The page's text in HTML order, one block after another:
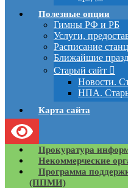
Полезные опции
Гимны РФ и РБ
Услуги,
Расписание
Ближайшие
Старый сайт
Новости.
НПА.
Карта сайта
Прокуратура
Некоммерческие
Программа
(ППМИ)